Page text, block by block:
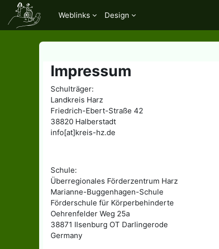
Перейти до головного вмісту
Weblinks
Design
Impressum
Schulträger:
Landkreis Harz
Friedrich-Ebert-Straße 42
38820 Halberstadt
info[at]kreis-hz.de
Schule:
Überregionales Förderzentrum Harz
Marianne-Buggenhagen-Schule
Förderschule für Körperbehinderte
Oehrenfelder Weg 25a
38871 Ilsenburg OT Darlingerode
Germany